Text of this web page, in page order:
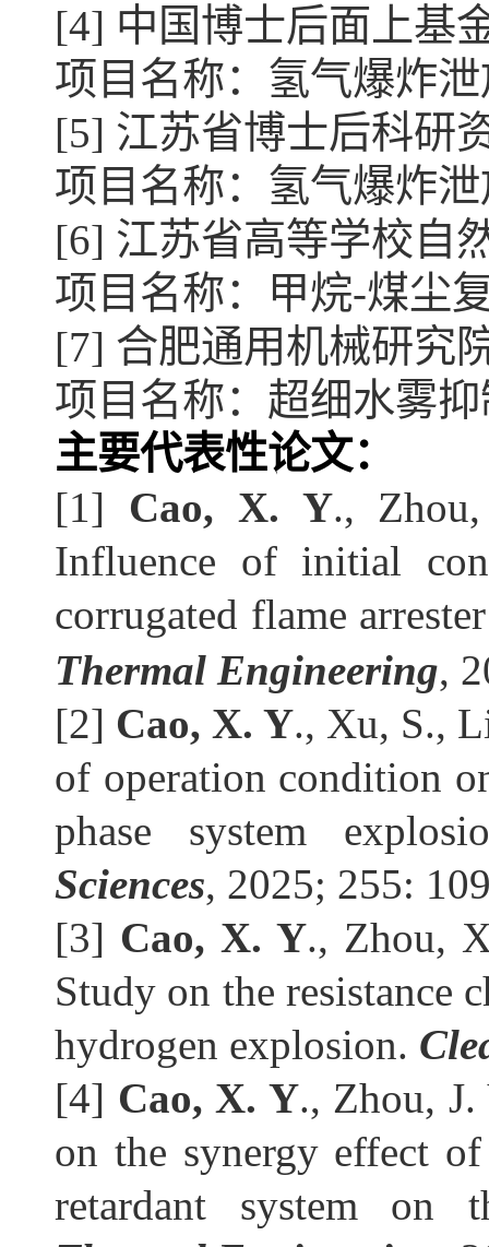
[4] 中国博士后面上基
项目名称： 氢气爆炸
[5] 江苏省博士后科研
项目名称： 氢气爆炸
[6] 江苏省高等学校自
项目名称：
甲烷-煤尘
[7] 合肥通用机械研究
项目名称： 超细水雾
主要代表性论文：
[1] Cao, X. Y.,
Influence of initial
corrugated flame
Thermal Engineering,
[2] Cao, X. Y., Xu, S.,
of operation condition
phase system
Sciences, 2025; 255:
[3] Cao, X. Y., Zhou,
Study on the resistance
hydrogen explosion.
[4] Cao, X. Y., Zhou, J.
on the synergy effect
retardant system on